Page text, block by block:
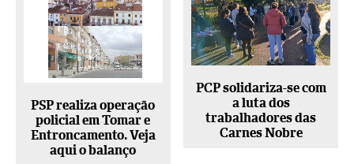
PSP realiza operação
policial em Tomar e
Entroncamento. Veja
aqui o balanço
PCP solidariza-se com
a luta dos
trabalhadores das
Carnes Nobre